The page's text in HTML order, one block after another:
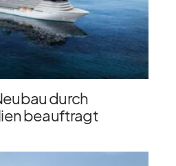
durch
beauftragt